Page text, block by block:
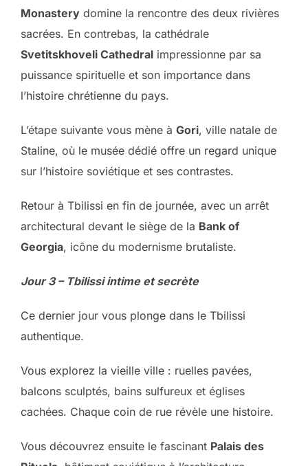
Monastery domine la rencontre des deux rivières
sacrées. En contrebas, la cathédrale
Svetitskhoveli Cathedral impressionne par sa
puissance spirituelle et son importance dans
l’histoire chrétienne du pays.
L’étape suivante vous mène à Gori, ville natale de
Staline, où le musée dédié offre un regard unique
sur l’histoire soviétique et ses contrastes.
Retour à Tbilissi en fin de journée, avec un arrêt
architectural devant le siège de la Bank of
Georgia, icône du modernisme brutaliste.
Jour 3 – Tbilissi intime et secrète
Ce dernier jour vous plonge dans le Tbilissi
authentique.
Vous explorez la vieille ville : ruelles pavées,
balcons sculptés, bains sulfureux et églises
cachées. Chaque coin de rue révèle une histoire.
Vous découvrez ensuite le fascinant Palais des